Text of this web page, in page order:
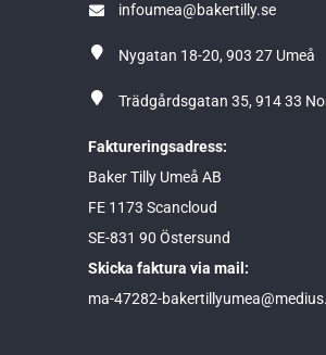
infoumea@bakertilly.se
Nygatan 18-20, 903 27 Umeå
Trädgårdsgatan 35, 914 33
Faktureringsadress:
Baker Tilly Umeå AB
FE 1173 Scancloud
SE-831 90 Östersund
Skicka faktura via mail:
ma-47282-